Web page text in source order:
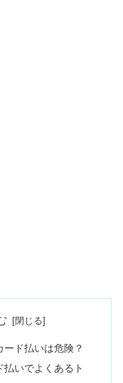
ド払いは危険？
いでよくあるト